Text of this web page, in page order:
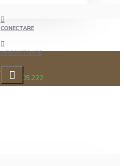
CONECTARE
INREGISTRARE
0722.505.222